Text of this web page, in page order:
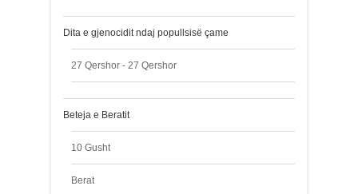
Dita e gjenocidit ndaj popullsisë çame
27 Qershor - 27 Qershor
Beteja e Beratit
10 Gusht
Berat